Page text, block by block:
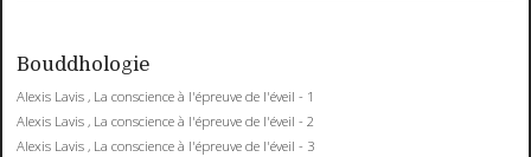
Bouddhologie
Alexis Lavis , La conscience à l'épreuve de l'éveil - 1
Alexis Lavis , La conscience à l'épreuve de l'éveil - 2
Alexis Lavis , La conscience à l'épreuve de l'éveil - 3